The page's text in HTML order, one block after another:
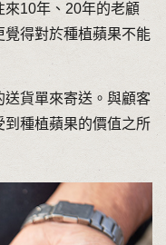
10年、20年的老顧
得對於種植蘋果不能
貨單來寄送。與顧客
種植蘋果的價值之所